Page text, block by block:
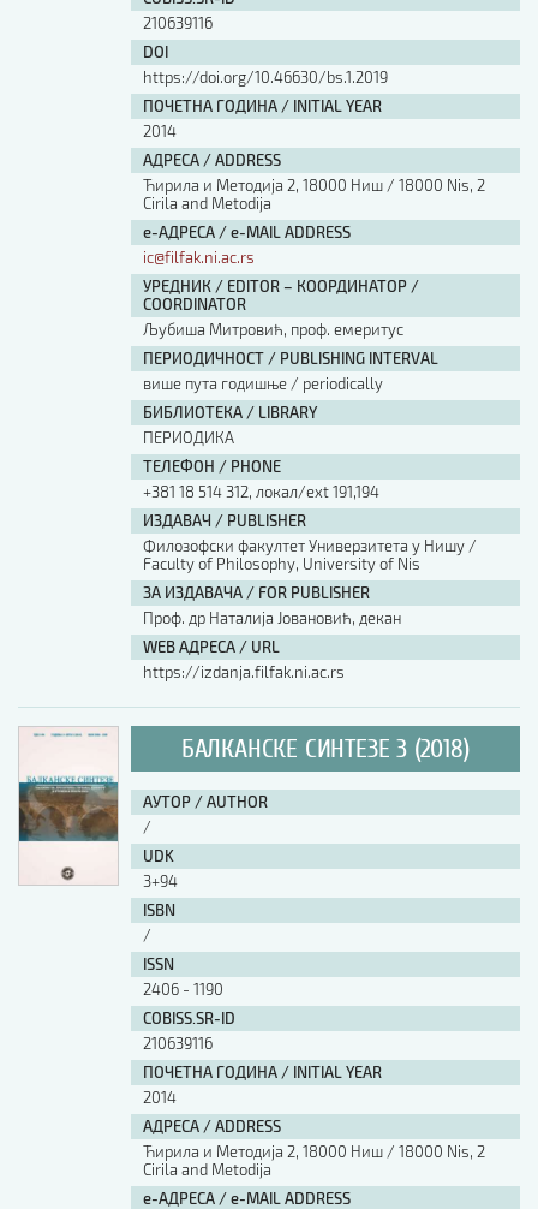
210639116
DOI
https://doi.org/10.46630/bs.1.2019
ПОЧЕТНА ГОДИНА / INITIAL YEAR
2014
АДРЕСА / ADDRESS
Ћирила и Методија 2, 18000 Ниш / 18000 Nis, 2
Cirila and Metodija
е-АДРЕСА / e-MAIL ADDRESS
ic@filfak.ni.ac.rs
УРЕДНИК / EDITOR – КООРДИНАТОР /
COORDINATOR
Љубиша Митровић, проф. емеритус
ПЕРИОДИЧНОСТ / PUBLISHING INTERVAL
више пута годишње / periodically
БИБЛИОТЕКА / LIBRARY
ПЕРИОДИКА
ТЕЛЕФОН / PHONE
+381 18 514 312, локал/ext 191,194
ИЗДАВАЧ / PUBLISHER
Филозофски факултет Универзитета у Нишу /
Faculty of Philosophy, University of Nis
ЗА ИЗДАВАЧА / FOR PUBLISHER
Проф. др Наталија Јовановић, декан
WEB АДРЕСА / URL
https://izdanja.filfak.ni.ac.rs
БАЛКАНСКЕ СИНТЕЗЕ 3 (2018)
АУТОР / AUTHOR
/
UDK
3+94
ISBN
/
ISSN
2406 - 1190
COBISS.SR-ID
210639116
ПОЧЕТНА ГОДИНА / INITIAL YEAR
2014
АДРЕСА / ADDRESS
Ћирила и Методија 2, 18000 Ниш / 18000 Nis, 2
Cirila and Metodija
е-АДРЕСА / e-MAIL ADDRESS